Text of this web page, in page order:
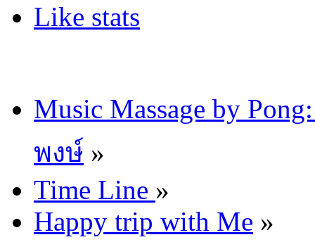
Like stats
Music Massage by
พงษ์ »
Time Line »
Happy trip with Me »